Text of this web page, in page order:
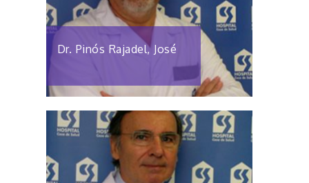
Dr. Pinós Rajadel, José